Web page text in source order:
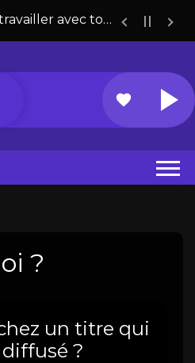
Alan : Valentine j'adore travailler avec toi !!!!
favorite
?
un titre qui
?